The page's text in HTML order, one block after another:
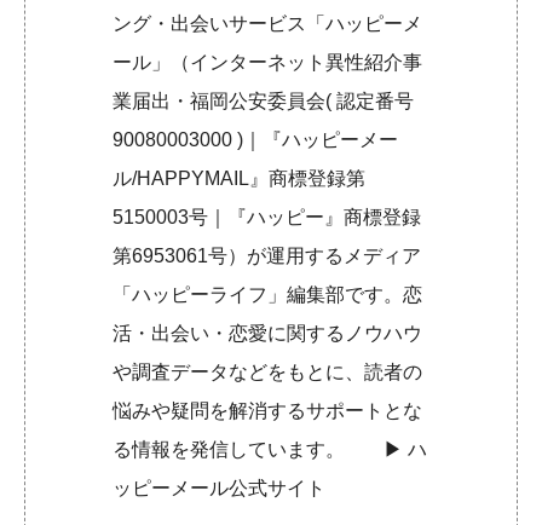
ング・出会いサービス「ハッピーメ
ール」（インターネット異性紹介事
業届出・福岡公安委員会( 認定番号
90080003000 )｜『ハッピーメー
ル/HAPPYMAIL』商標登録第
5150003号｜『ハッピー』商標登録
第6953061号）が運用するメディア
「ハッピーライフ」編集部です。恋
活・出会い・恋愛に関するノウハウ
や調査データなどをもとに、読者の
悩みや疑問を解消するサポートとな
る情報を発信しています。 ▶︎ハ
ッピーメール公式サイト